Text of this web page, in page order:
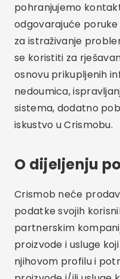
pohranjujemo
odgovarajuće
za istraživanje
se koristiti za
osnovu prikupljenih
nedoumica,
sistema, dodatno
iskustvo u Crismobu.
O dijeljenju
Crismob neće
podatke svojih
partnerskim
proizvode i usluge
njihovom profilu i